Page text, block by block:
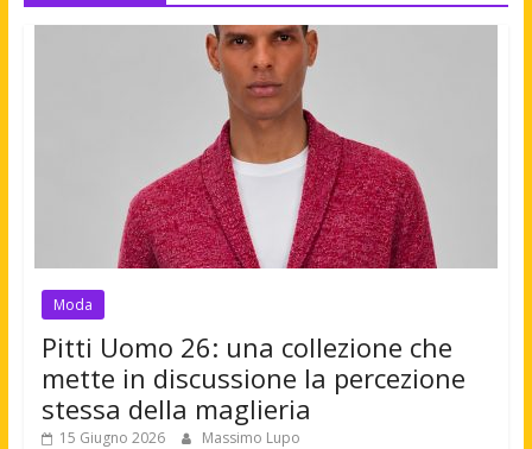
Moda
Pitti Uomo 26: una collezione che
mette in discussione la percezione
stessa della maglieria
15 Giugno 2026 Massimo Lupo